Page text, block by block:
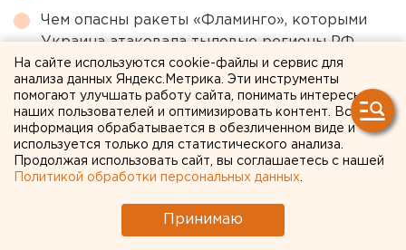
Чем опасны ракеты «Фламинго», которыми
Украина атаковала тыловые регионы РФ
← НОВОСТИ
5 ДЕКАБРЯ 2005 В 18:35
ЕАНовости
ДЕТИ ПОСЕЛКА
На сайте используются cookie-файлы и сервис для
анализа данных Яндекс.Метрика. Эти инструменты
помогают улучшать работу сайта, понимать интересы
наших пользователей и оптимизировать контент. Вся
информация обрабатывается в обезличенном виде и
используется только для статистического анализа.
Продолжая использовать сайт, вы соглашаетесь с нашей
Политикой обработки персональных данных
Принимаю